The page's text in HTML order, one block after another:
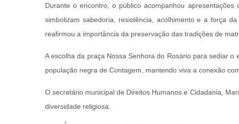
Durante o encontro, o público acompanhou
simbolizam sabedoria, resistência, acolhimento e a força
reafirmou a importância da preservação das tradições de
A escolha da praça Nossa Senhora do Rosário para sediar
população negra de Contagem, mantendo viva a conexão
O secretário municipal de Direitos Humanos e Cidadania,
diversidade religiosa.